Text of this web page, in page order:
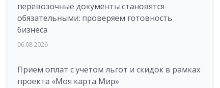
перевозочные документы становятся
обязательными: проверяем готовность
бизнеса
06.08.2026
Прием оплат с учетом льгот и скидок в рамках
проекта «Моя карта Мир»